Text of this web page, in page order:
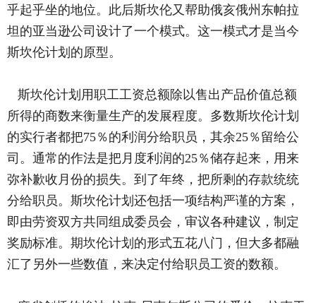
乎起乎坐的地位。此后斯坎伦又帮助俄亥俄州东帕拉
坦的亚当逊公司设计了一个模式。这一模式才是当今
斯坎伦计划的原型。
斯坎伦计划用职工工资总额除以售出产品价值总额
所得的商数来衡量生产的发展程度。多数斯坎伦计划
的实行者都把75％的利润分给职员，其余25％留给公
司。通常的作法是把月度利润的25％储存起来，用来
弥补歉收月份的损失。到了年终，把所剩的存款统统
分给职员。斯坎伦计划还包括一项结构严谨的方案，
即由劳资双方共同组成委员会，审议各种建议，制定
奖励标准。期坎伦计划的形式五花八门，但大多都融
汇了另外一些数值，来决定付给职员工资的数额。